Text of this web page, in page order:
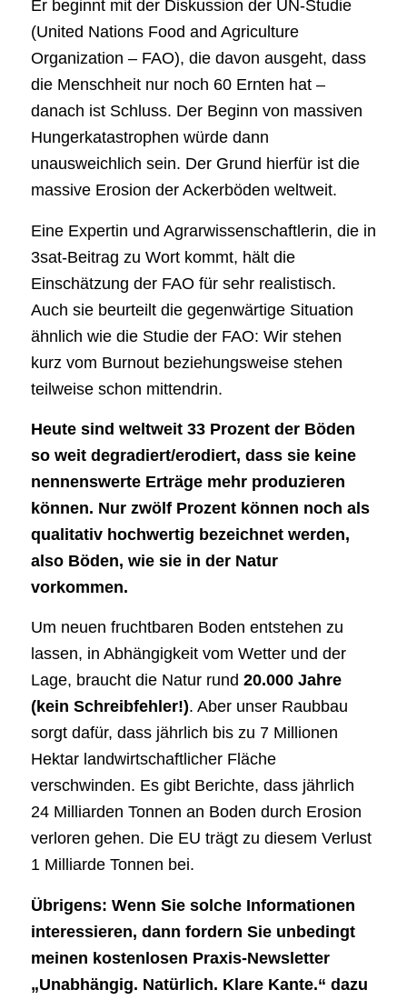
Er beginnt mit der Diskussion der UN-Studie
(United Nations Food and Agriculture
Organization – FAO), die davon ausgeht, dass
die Menschheit nur noch 60 Ernten hat –
danach ist Schluss. Der Beginn von massiven
Hungerkatastrophen würde dann
unausweichlich sein. Der Grund hierfür ist die
massive Erosion der Ackerböden weltweit.
Eine Expertin und Agrarwissenschaftlerin, die in
3sat-Beitrag zu Wort kommt, hält die
Einschätzung der FAO für sehr realistisch.
Auch sie beurteilt die gegenwärtige Situation
ähnlich wie die Studie der FAO: Wir stehen
kurz vom Burnout beziehungsweise stehen
teilweise schon mittendrin.
Heute sind weltweit 33 Prozent der Böden
so weit degradiert/erodiert, dass sie keine
nennenswerte Erträge mehr produzieren
können. Nur zwölf Prozent können noch als
qualitativ hochwertig bezeichnet werden,
also Böden, wie sie in der Natur
vorkommen.
Um neuen fruchtbaren Boden entstehen zu
lassen, in Abhängigkeit vom Wetter und der
Lage, braucht die Natur rund 20.000 Jahre
(kein Schreibfehler!). Aber unser Raubbau
sorgt dafür, dass jährlich bis zu 7 Millionen
Hektar landwirtschaftlicher Fläche
verschwinden. Es gibt Berichte, dass jährlich
24 Milliarden Tonnen an Boden durch Erosion
verloren gehen. Die EU trägt zu diesem Verlust
1 Milliarde Tonnen bei.
Übrigens: Wenn Sie solche Informationen
interessieren, dann fordern Sie unbedingt
meinen kostenlosen Praxis-Newsletter
„Unabhängig. Natürlich. Klare Kante.“ dazu